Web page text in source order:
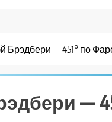
Брэдбери — 451° по
—